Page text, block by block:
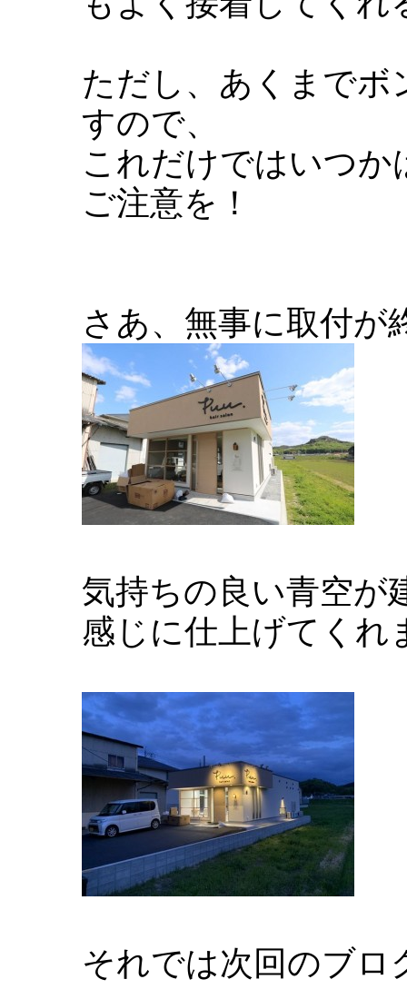
ただし、あくまでボ
すので、
これだけではいつ
ご注意を！
さあ、無事に取付が
気持ちの良い青空が
感じに仕上げてくれ
それでは次回のブロ